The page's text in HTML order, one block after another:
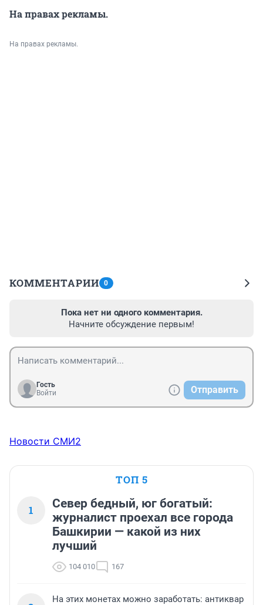
На правах рекламы.
На правах рекламы.
КОММЕНТАРИИ 0
Пока нет ни одного комментария.
Начните обсуждение первым!
Гость
Войти
Отправить
Новости СМИ2
ТОП 5
1
Север бедный, юг богатый:
журналист проехал все города
Башкирии — какой из них
лучший
104 010 167
На этих монетах можно заработать: антиквар